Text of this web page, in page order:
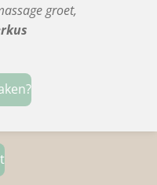
groet,